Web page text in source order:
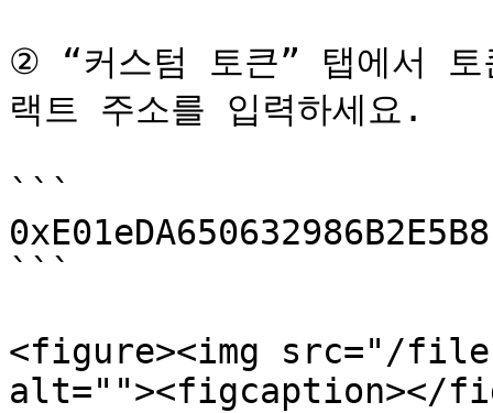
② “커스텀 토큰” 탭에서 토
랙트 주소를 입력하세요.
```
```
<figure><img src="/files/
alt=""><figcaption></